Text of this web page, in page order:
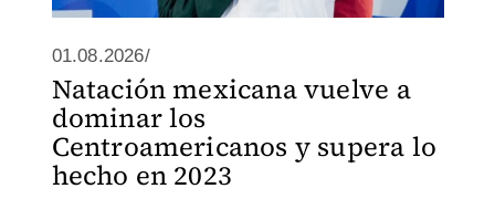
01.08.2026/
Natación mexicana vuelve a
dominar los
Centroamericanos y supera lo
hecho en 2023